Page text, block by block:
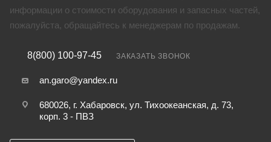
информации о стоимости оборудования и запасных частей,
пожалуйста, обращайтесь к менеджерам по продажам.
8(800) 100-97-45 ЗАКАЗАТЬ ЗВОНОК
an.garo@yandex.ru
680026, г. Хабаровск, ул. Тихоокеанская, д. 73,
корп. 3 - ПВЗ